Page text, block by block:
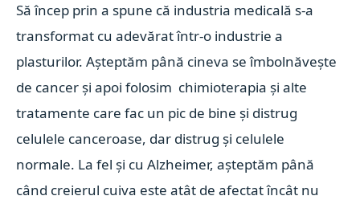
Să încep prin a spune că industria medicală s-a
transformat cu adevărat într-o industrie a
plasturilor. Așteptăm până cineva se îmbolnăvește
de cancer și apoi folosim chimioterapia și alte
tratamente care fac un pic de bine și distrug
celulele canceroase, dar distrug și celulele
normale. La fel și cu Alzheimer, așteptăm până
când creierul cuiva este atât de afectat încât nu